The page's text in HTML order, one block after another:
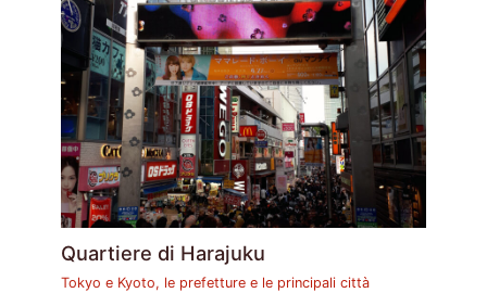
Quartiere di Harajuku
Tokyo e Kyoto, le prefetture e le principali città